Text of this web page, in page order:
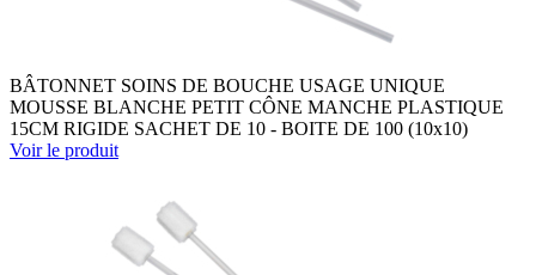
BÂTONNET SOINS DE BOUCHE USAGE UNIQUE
MOUSSE BLANCHE PETIT CÔNE MANCHE PLASTIQUE
15CM RIGIDE SACHET DE 10 - BOITE DE 100 (10x10)
Voir le produit